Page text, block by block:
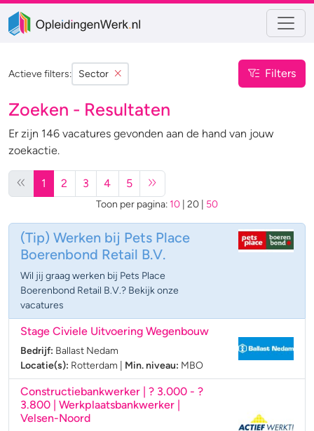
Actieve filters: Sector Filters
Zoeken - Resultaten
Er zijn 146 vacatures gevonden aan de hand van jouw
zoekactie.
1 2 3 4 5
Toon per pagina: 10 20 50
(Tip) Werken bij Pets Place
Boerenbond Retail B.V.
Wil jij graag werken bij Pets Place
Boerenbond Retail B.V.? Bekijk onze
vacatures
Stage Civiele Uitvoering Wegenbouw
Bedrijf: Ballast Nedam
Locatie(s): Rotterdam Min. niveau: MBO
Constructiebankwerker | ? 3.000 - ?
3.800 | Werkplaatsbankwerker |
Velsen-Noord